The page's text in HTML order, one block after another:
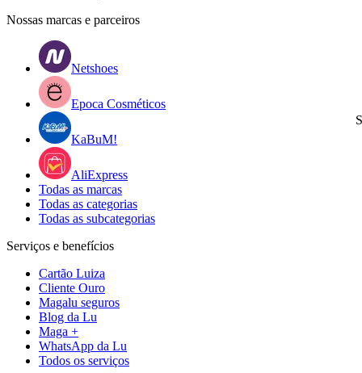
Nossas marcas e parceiros
Netshoes
Epoca Cosméticos
KaBuM!
AliExpress
Todas as marcas
Todas as categorias
Todas as subcategorias
Serviços e benefícios
Cartão Luiza
Cliente Ouro
Magalu seguros
Blog da Lu
Maga +
WhatsApp da Lu
Todos os serviços